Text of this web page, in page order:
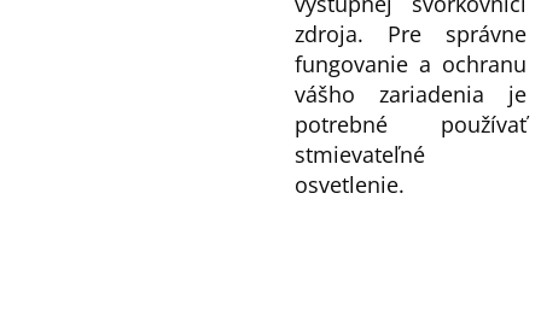
zdroja. Pre správne
fungovanie a ochranu
vášho zariadenia je
potrebné používať
stmievateľné
osvetlenie.